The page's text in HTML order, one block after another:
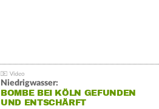
Niedrigwasser:
BOMBE BEI KÖLN GEFUNDEN
UND ENTSCHÄRFT